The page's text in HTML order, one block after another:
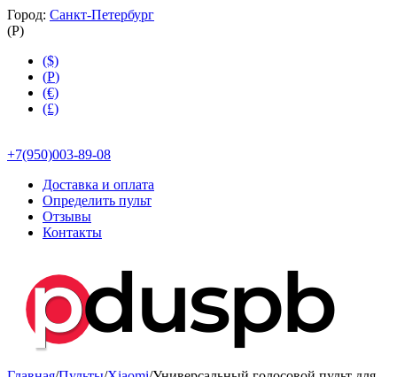
Город: Санкт-Петербург
(Р)
($)
(Р)
(€)
(£)
+7(950)003-89-08
Доставка и оплата
Определить пульт
Отзывы
Контакты